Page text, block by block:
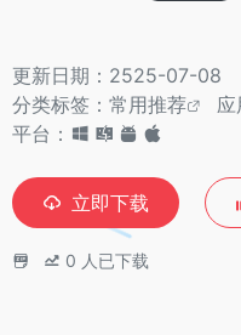
更新日期：2525-07-08
分类标签： 常用推荐
平台：
立即下载
0 人已下载